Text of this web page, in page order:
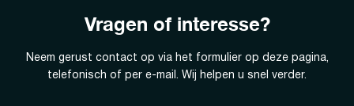
Vragen of interesse?
Neem gerust contact op via het formulier op deze pagina,
telefonisch of per e-mail. Wij helpen u snel verder.